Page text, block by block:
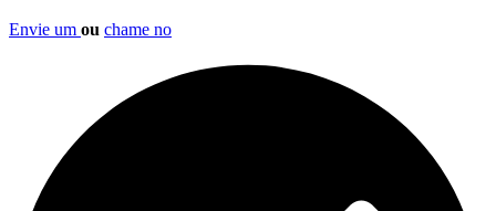
Envie um ou chame no